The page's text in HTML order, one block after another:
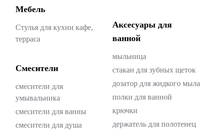
Мебель
Стулья для кухни кафе,
терраса
Смесители
смесители для
умывальника
смесители для ванны
смесители для душа
Аксесуары для
ванной
мыльница
стакан для зубных щеток
дозатор для жидкого мыла
полки для ванной
крючки
держатель для полотенец